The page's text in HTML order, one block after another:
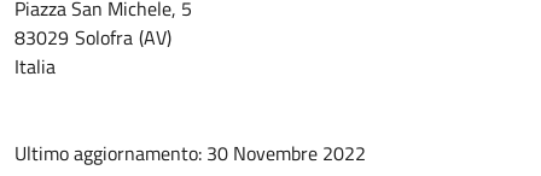
Piazza San Michele, 5
83029 Solofra AV
Italia
Ultimo aggiornamento: 30 Novembre 2022